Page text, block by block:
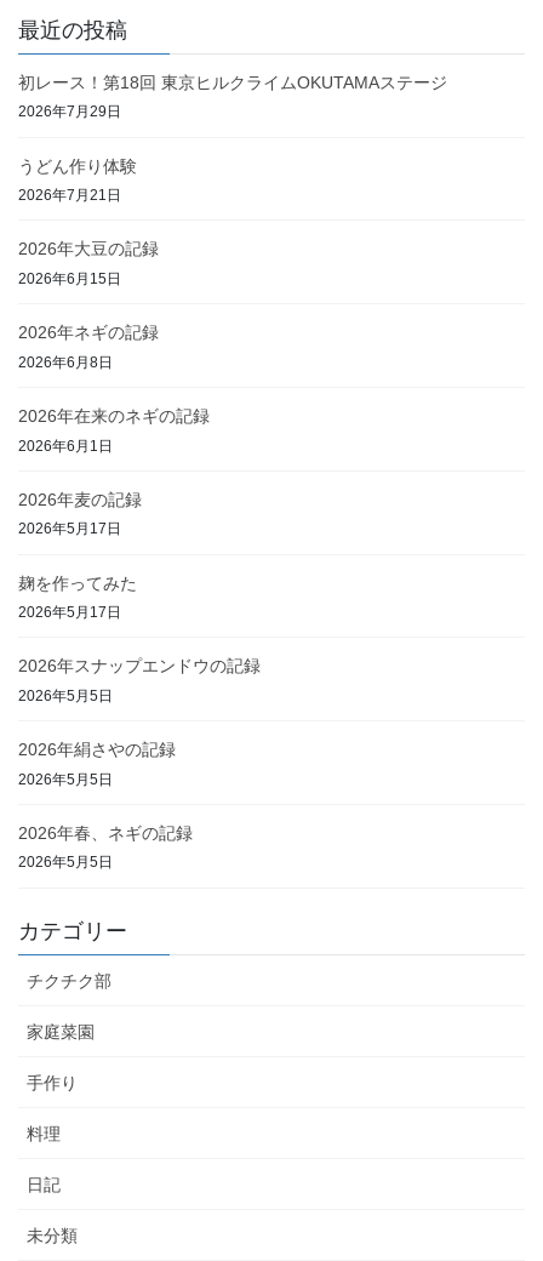
最近の投稿
初レース！第18回 東京ヒルクライムOKUTAMAステージ
2026年7月29日
うどん作り体験
2026年7月21日
2026年大豆の記録
2026年6月15日
2026年ネギの記録
2026年6月8日
2026年在来のネギの記録
2026年6月1日
2026年麦の記録
2026年5月17日
麹を作ってみた
2026年5月17日
2026年スナップエンドウの記録
2026年5月5日
2026年絹さやの記録
2026年5月5日
2026年春、ネギの記録
2026年5月5日
カテゴリー
チクチク部
家庭菜園
手作り
料理
日記
未分類